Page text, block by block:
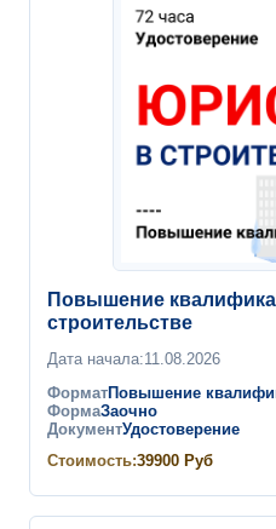
Повышение
строительстве
Дата начала:11.08.2026
ФорматПовышение
ФормаЗаочно
ДокументУдостоверение
Стоимость:39900 Руб